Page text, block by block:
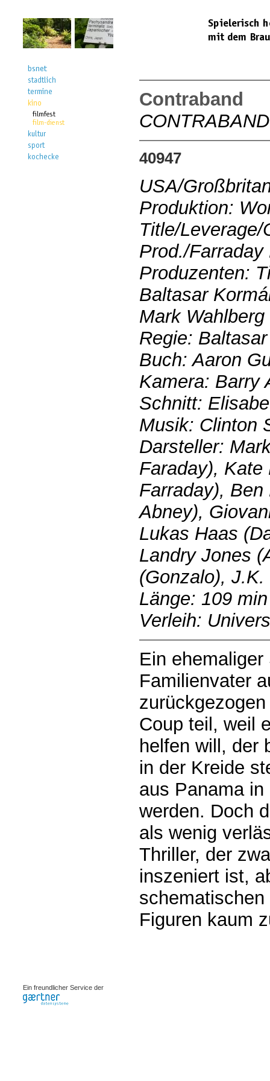
Contraband
CONTRABAND
40947
USA/
Produktion:
Title/
Prod./
Produzenten:
Baltasar
Mark Wahlberg
Regie:
Buch: Aaron
Kamera: Barry
Schnitt:
Musik: Clinton
Darsteller:
Faraday),
Farraday),
Abney),
Lukas Haas
Landry Jones
(Gonzalo),
Länge: 109 min
Verleih:
Ein
Familienvater
Coup teil, weil
helfen will, der
in der Kreide
aus Panama
werden. Doch
als wenig
Thriller, der
inszeniert ist,
Figuren kaum
Ein freundlicher Service der